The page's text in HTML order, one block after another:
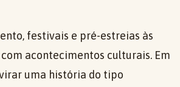
festivais e pré-estreias às
acontecimentos culturais. Em
uma história do tipo